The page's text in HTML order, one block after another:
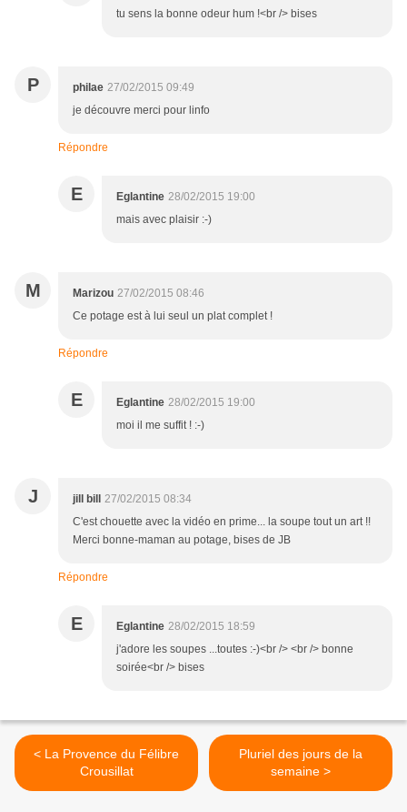
tu sens la bonne odeur hum !<br /> bises
P philae 27/02/2015 09:49
je découvre merci pour linfo
Répondre
E Eglantine 28/02/2015 19:00
mais avec plaisir :-)
M Marizou 27/02/2015 08:46
Ce potage est à lui seul un plat complet !
Répondre
E Eglantine 28/02/2015 19:00
moi il me suffit ! :-)
J jill bill
27/02/2015 08:34
C'est chouette avec la vidéo en prime... la soupe tout un art !!
Merci bonne-maman au potage, bises de JB
Répondre
E Eglantine 28/02/2015 18:59
j'adore les soupes ...toutes :-)<br /> <br /> bonne
soirée<br /> bises
< La Provence du Félibre
Crousillat
Pluriel des jours de la
semaine >